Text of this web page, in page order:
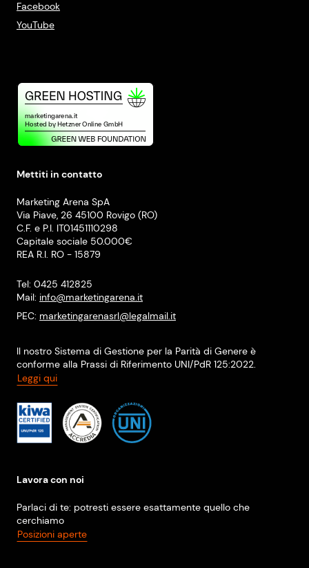
Facebook
YouTube
Mettiti in contatto
Marketing Arena SpA
Via Piave, 26 45100 Rovigo (RO)
C.F. e P.I. IT01451110298
Capitale sociale 50.000€
REA R.I. RO - 15879
Tel: 0425 412825
Mail: info@marketingarena.it
PEC: marketingarenasrl@legalmail.it
Il nostro Sistema di Gestione per la Parità di Genere è
conforme alla Prassi di Riferimento UNI/PdR 125:2022.
Leggi qui
Lavora con noi
Parlaci di te: potresti essere esattamente quello che
cerchiamo
Posizioni aperte